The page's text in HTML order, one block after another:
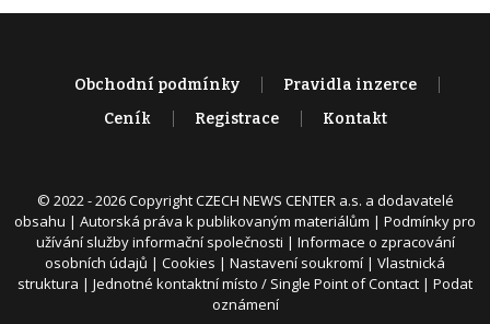
Obchodní podmínky
Pravidla inzerce
Ceník
Registrace Kontakt
© 2022 - 2026 Copyright CZECH NEWS CENTER a.s. a dodavatelé
obsahu | Autorská práva k publikovaným materiálům | Podmínky pro
užívání služby informační společnosti | Informace o zpracování
osobních údajů | Cookies | Nastavení soukromí | Vlastnická
struktura | Jednotné kontaktní místo / Single Point of Contact | Podat
oznámení